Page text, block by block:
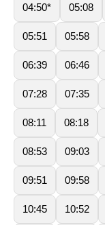
04:50* 05:08
05:51 05:58
06:39 06:46
07:28 07:35
08:11 08:18
08:53 09:03
09:51 09:58
10:45 10:52